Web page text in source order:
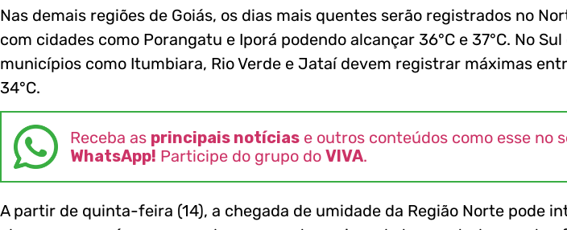
Nas demais regiões de Goiás, os dias mais quentes serão registrados no
com cidades como Porangatu e Iporá podendo alcançar 36°C e 37°C. No Sul
municípios como Itumbiara, Rio Verde e Jataí devem registrar máximas
34°C.
Receba as principais notícias e outros conteúdos como esse no
WhatsApp! Participe do grupo do VIVA.
A partir de quinta-feira (14), a chegada de umidade da Região Norte pode